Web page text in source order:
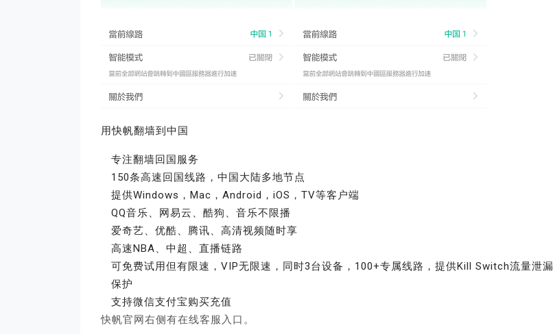
用快帆翻墙到中国
专注翻墙回国服务
150条高速回国线路，中国大陆多地节点
提供Windows，Mac，Android，iOS，TV等客户端
QQ音乐、网易云、酷狗、音乐不限播
爱奇艺、优酷、腾讯、高清视频随时享
高速NBA、中超、直播链路
可免费试用但有限速，VIP无限速，同时3台设备，100+专属线路，提供Kill Switch流量泄漏
保护
支持微信支付宝购买充值
快帆官网右侧有在线客服入口。